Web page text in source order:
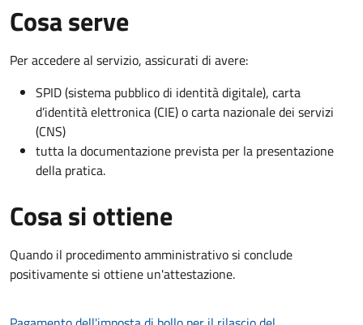
Cosa serve
Per accedere al servizio, assicurati di avere:
SPID (sistema pubblico di identità digitale), carta
d’identità elettronica (CIE) o carta nazionale dei servizi
(CNS)
tutta la documentazione prevista per la presentazione
della pratica.
Cosa si ottiene
Quando il procedimento amministrativo si conclude
positivamente si ottiene un'attestazione.